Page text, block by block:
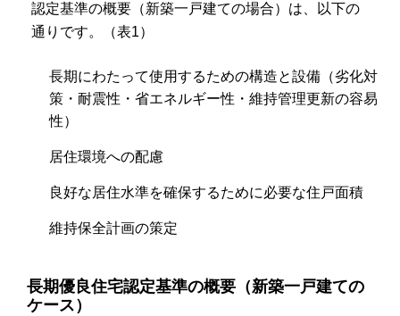
認定基準の概要（新築一戸建ての場合）は、以下の
通りです。（表1）
長期にわたって使用するための構造と設備（劣化対
策・耐震性・省エネルギー性・維持管理更新の容易
性）
居住環境への配慮
良好な居住水準を確保するために必要な住戸面積
維持保全計画の策定
長期優良住宅認定基準の概要（新築一戸建ての
ケース）